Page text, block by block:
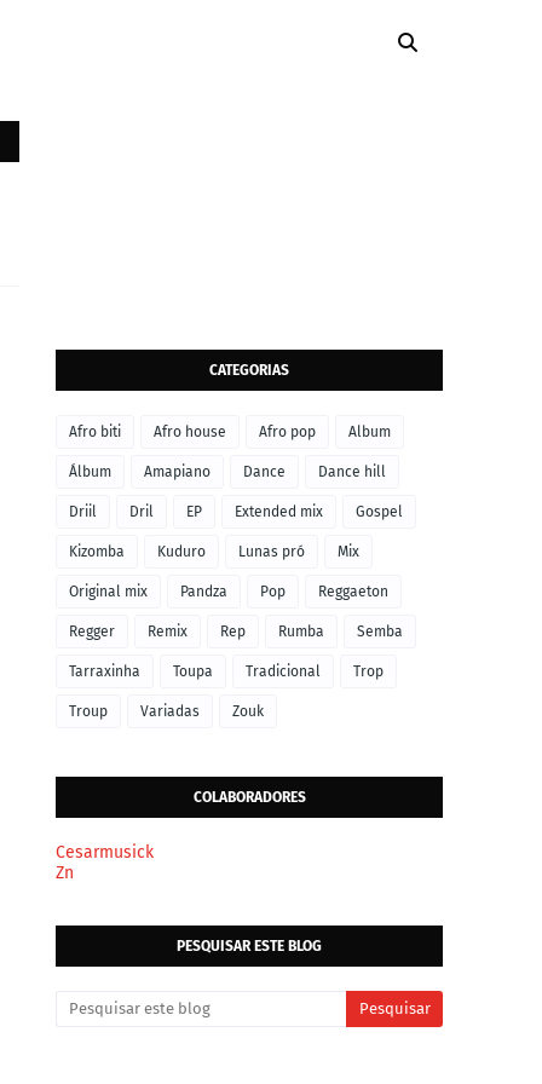
CATEGORIAS
Afro biti Afro house Afro pop Album
Álbum Amapiano Dance Dance hill
Driil Dril EP Extended mix Gospel
Kizomba Kuduro Lunas pró Mix
Original mix Pandza Pop Reggaeton
Regger Remix Rep Rumba Semba
Tarraxinha Toupa Tradicional Trop
Troup Variadas Zouk
COLABORADORES
Cesarmusick
Zn
PESQUISAR ESTE BLOG